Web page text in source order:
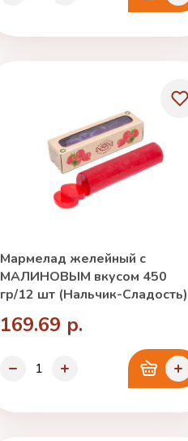
Мармелад желейный с
МАЛИНОВЫМ вкусом 450
гр/12 шт (Нальчик-Сладость)
169.69 р.